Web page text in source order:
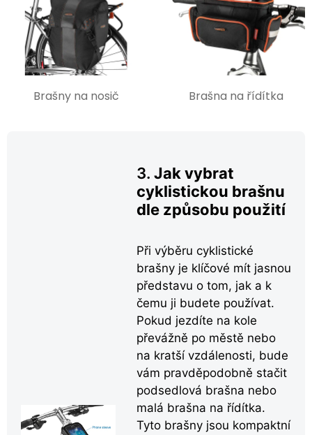
Brašny na nosič Brašna na řídítka
3. Jak vybrat
cyklistickou brašnu
dle způsobu použití
Při výběru cyklistické
brašny je klíčové mít jasnou
představu o tom, jak a k
čemu ji budete používat.
Pokud jezdíte na kole
převážně po městě nebo
na kratší vzdálenosti, bude
vám pravděpodobně stačit
podsedlová brašna nebo
malá brašna na řídítka.
Tyto brašny jsou kompaktní